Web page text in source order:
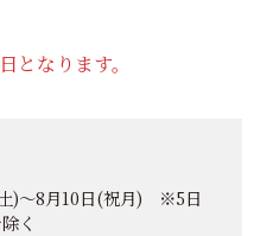
なります。
)～8月10日(祝月) ※5日
く